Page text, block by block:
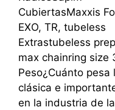
CubiertasMaxxis
EXO, TR, tubeless
Extrastubeless
max chainring size
Peso¿Cuánto pesa
clásica e
en la industria de